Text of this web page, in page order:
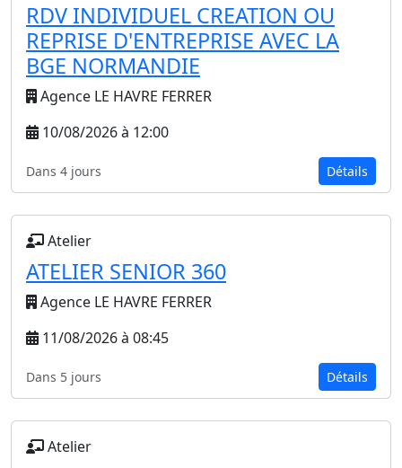
RDV INDIVIDUEL CREATION OU
REPRISE D'ENTREPRISE AVEC LA
BGE NORMANDIE
Agence LE HAVRE FERRER
10/08/2026 à 12:00
Dans 4 jours Détails
Atelier
ATELIER SENIOR 360
Agence LE HAVRE FERRER
11/08/2026 à 08:45
Dans 5 jours Détails
Atelier